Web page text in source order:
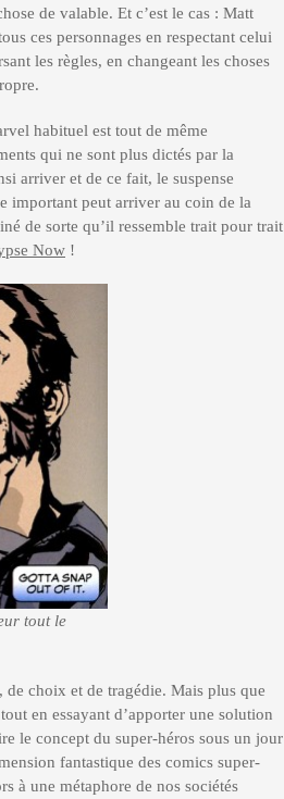
de valable. Et c’est le cas : Matt
ces personnages en respectant celui
les règles, en changeant les choses
habituel est tout de même
qui ne sont plus dictés par la
arriver et de ce fait, le suspense
important peut arriver au coin de la
de sorte qu’il ressemble trait pour trait
Now !
tout le
choix et de tragédie. Mais plus que
en essayant d’apporter une solution
le concept du super-héros sous un jour
fantastique des comics super-
à une métaphore de nos sociétés